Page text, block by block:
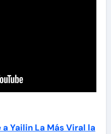
Yailin La Más Viral la